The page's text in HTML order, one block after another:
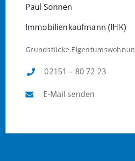
Paul Sonnen
Immobilienkaufmann (IHK)
Grundstücke
02151 – 80 72 23
E-Mail senden